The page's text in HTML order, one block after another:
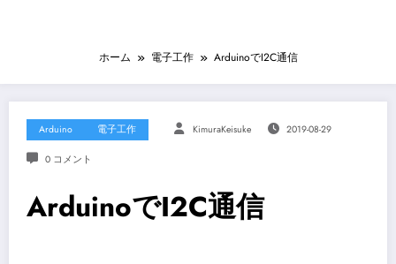
ホーム 電子工作 ArduinoでI2C通信
Arduino 電子工作 KimuraKeisuke 2019-08-29
0 コメント
ArduinoでI2C通信